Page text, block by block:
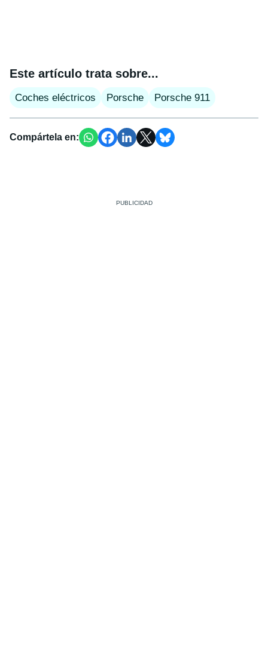
Este artículo trata sobre...
Coches eléctricos Porsche Porsche 911
Compártela en: